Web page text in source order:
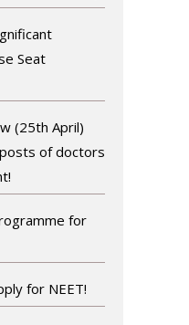
Seat
(25th April)
of doctors
for
for NEET!